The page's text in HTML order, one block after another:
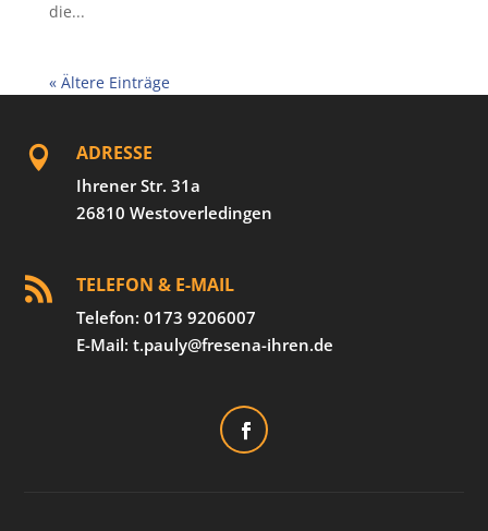
die...
« Ältere Einträge
 ADRESSE
Ihrener Str. 31a
26810 Westoverledingen
 TELEFON & E-MAIL
Telefon: 0173 9206007
E-Mail: t.pauly@fresena-ihren.de